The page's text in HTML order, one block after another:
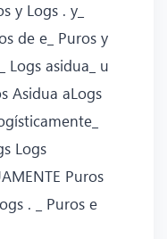
y Logs . y_
de e_ Puros y
Logs asidua_ u
Asidua aLogs
Logs
Puros
. _ Puros e